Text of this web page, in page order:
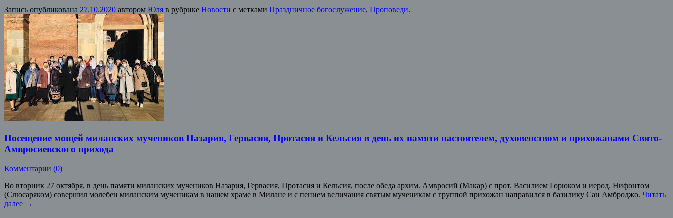
Запись опубликована 27.10.2020 автором Юля в рубрике Новости с метками Праздничное богослужение, Проповеди.
Посещение мощей миланских мучеников Назария, Гервасия, Протасия и Кельсия в день их памяти настоятелем, духовенством и прихожанами Свято-
Амвросиевского прихода
Комментарии (0)
Во вторник 27 октября, в день памяти миланских мучеников Назария, Гервасия, Протасия и Кельсия, после обеда архим. Амвросий (Макар) с прот. Василием Горюком и иерод. Нифонтом
(Слюсаряком) совершил молебен миланским мученикам в нашем храме в Милане и с пением величания святым мученикам с группой прихожан направился в базилику Сан Амброджо. Читать
далее →